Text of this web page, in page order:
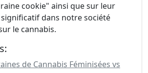
cookie" ainsi que sur leur
dans notre société
le cannabis.
de Cannabis Féminisées vs